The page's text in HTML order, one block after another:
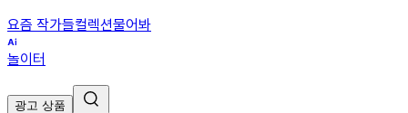
요즘 작가들컬렉션물어봐
놀이터
광고 상품